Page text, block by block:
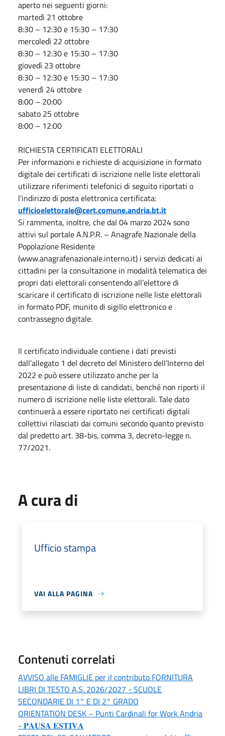
aperto nei seguenti giorni:
martedì 21 ottobre
8:30 – 12:30 e 15:30 – 17:30
mercoledì 22 ottobre
8:30 – 12:30 e 15:30 – 17:30
giovedì 23 ottobre
8:30 – 12:30 e 15:30 – 17:30
venerdì 24 ottobre
8:00 – 20:00
sabato 25 ottobre
8:00 – 12:00
RICHIESTA CERTIFICATI ELETTORALI
Per informazioni e richieste di acquisizione in formato
digitale dei certificati di iscrizione nelle liste elettorali
utilizzare riferimenti telefonici di seguito riportati o
l’indirizzo di posta elettronica certificata:
ufficioelettorale@cert.comune.andria.bt.it
Si rammenta, inoltre, che dal 04 marzo 2024 sono
attivi sul portale A.N.P.R. – Anagrafe Nazionale della
Popolazione Residente
(www.anagrafenazionale.interno.it) i servizi dedicati ai
cittadini per la consultazione in modalità telematica dei
propri dati elettorali consentendo all’elettore di
scaricare il certificato di iscrizione nelle liste elettorali
in formato PDF, munito di sigillo elettronico e
contrassegno digitale.
Il certificato individuale contiene i dati previsti
dall’allegato 1 del decreto del Ministero dell’Interno del
2022 e può essere utilizzato anche per la
presentazione di liste di candidati, benché non riporti il
numero di iscrizione nelle liste elettorali. Tale dato
continuerà a essere riportato nei certificati digitali
collettivi rilasciati dai comuni secondo quanto previsto
dal predetto art. 38-bis, comma 3, decreto-legge n.
77/2021.
A cura di
Ufficio stampa
VAI ALLA PAGINA
Contenuti correlati
AVVISO alle FAMIGLIE per il contributo FORNITURA
LIBRI DI TESTO A.S. 2026/2027 - SCUOLE
SECONDARIE DI 1° E DI 2° GRADO
ORIENTATION DESK – Punti Cardinali for Work Andria
- 𝐏𝐀𝐔𝐒𝐀 𝐄𝐒𝐓𝐈𝐕𝐀